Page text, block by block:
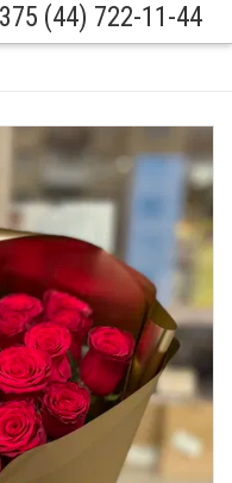
(44) 722-11-44